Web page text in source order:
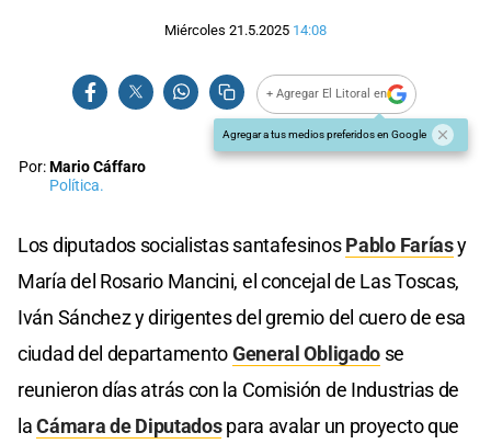
Miércoles 21.5.2025 14:08
+ Agregar El Litoral en
Agregar a tus medios preferidos en Google
Por:Mario Cáffaro
Política.
Los diputados socialistas santafesinosPablo Faríasy
María del Rosario Mancini, el concejal de Las Toscas,
Iván Sánchez y dirigentes del gremio del cuero de esa
ciudad del departamentoGeneral Obligado se
reunieron días atrás con la Comisión de Industrias de
laCámara de Diputadospara avalar un proyecto que